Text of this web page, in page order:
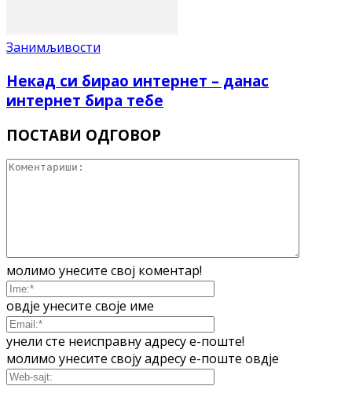
Занимљивости
Некад си бирао интернет – данас
интернет бира тебе
ПОСТАВИ ОДГОВОР
молимо унесите свој коментар!
овдје унесите своје име
унели сте неисправну адресу е-поште!
молимо унесите своју адресу е-поште овдје